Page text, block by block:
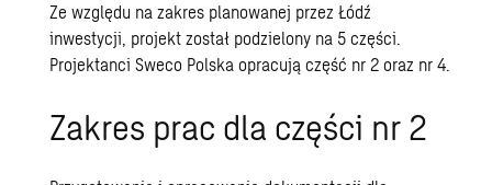
Ze względu na zakres planowanej przez Łódź
inwestycji, projekt został podzielony na 5 części.
Projektanci Sweco Polska opracują część nr 2 oraz nr 4.
Zakres prac dla części nr 2